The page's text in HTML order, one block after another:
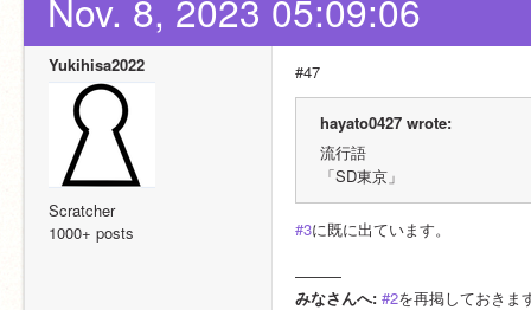
Nov. 8, 2023 05:09:06
Yukihisa2022
Scratcher
1000+ posts
#47
hayato0427 wrote:
流行語
「SD東京」
#3に既に出ています。
———
みなさんへ: #2を再掲しておきま